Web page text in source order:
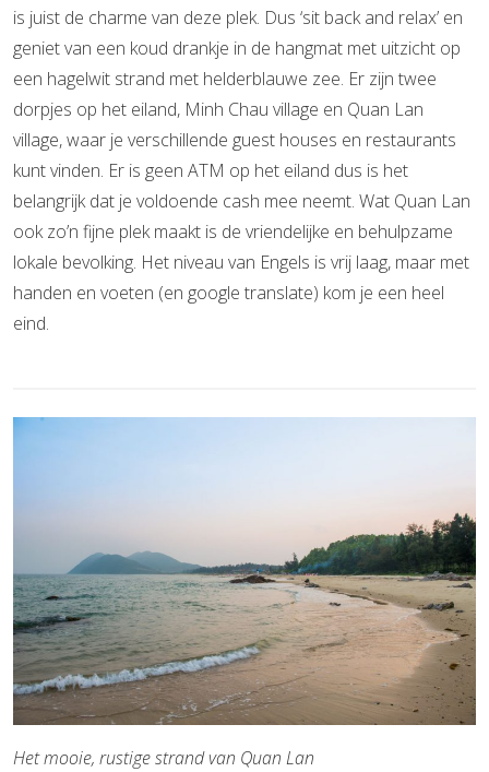
is juist de charme van deze plek. Dus ‘sit back and relax’ en
geniet van een koud drankje in de hangmat met uitzicht op
een hagelwit strand met helderblauwe zee. Er zijn twee
dorpjes op het eiland, Minh Chau village en Quan Lan
village, waar je verschillende guest houses en restaurants
kunt vinden. Er is geen ATM op het eiland dus is het
belangrijk dat je voldoende cash mee neemt. Wat Quan Lan
ook zo’n fijne plek maakt is de vriendelijke en behulpzame
lokale bevolking. Het niveau van Engels is vrij laag, maar met
handen en voeten (en google translate) kom je een heel
eind.
Het mooie, rustige strand van Quan Lan